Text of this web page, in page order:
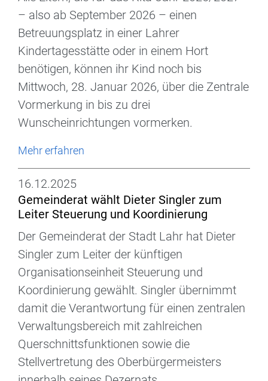
– also ab September 2026 – einen
Betreuungsplatz in einer Lahrer
Kindertagesstätte oder in einem Hort
benötigen, können ihr Kind noch bis
Mittwoch, 28. Januar 2026, über die Zentrale
Vormerkung in bis zu drei
Wunscheinrichtungen vormerken.
Mehr erfahren
16.12.2025
Gemeinderat wählt Dieter Singler zum
Leiter Steuerung und Koordinierung
Der Gemeinderat der Stadt Lahr hat Dieter
Singler zum Leiter der künftigen
Organisationseinheit Steuerung und
Koordinierung gewählt. Singler übernimmt
damit die Verantwortung für einen zentralen
Verwaltungsbereich mit zahlreichen
Querschnittsfunktionen sowie die
Stellvertretung des Oberbürgermeisters